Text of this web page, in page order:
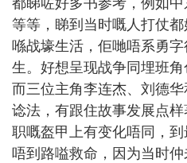
都睇咗好多书参考，例如
等等，睇到当时嘅人打仗
喺战壕生活，佢哋唔系勇
生。好想呈现战争同埋班角
而三位主角李连杰、刘德
谂法，有跟住故事发展点
职嘅盔甲上有变化唔同，
唔到路嗌救命，因为当时